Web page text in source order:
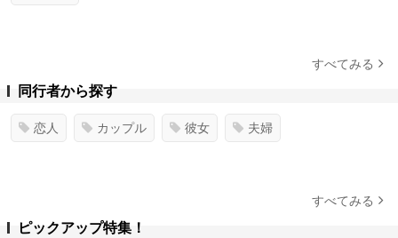
すべてみる
同行者から探す
恋人 カップル 彼女 夫婦
すべてみる
ピックアップ特集！